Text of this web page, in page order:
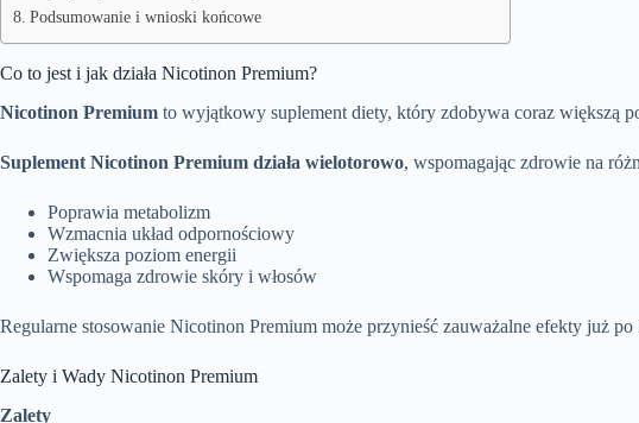
Podsumowanie i wnioski końcowe
Co to jest i jak działa Nicotinon Premium?
Nicotinon Premium to wyjątkowy suplement diety, który zdobywa coraz większą
Suplement Nicotinon Premium działa wielotorowo, wspomagając zdrowie na
Poprawia metabolizm
Wzmacnia układ odpornościowy
Zwiększa poziom energii
Wspomaga zdrowie skóry i włosów
Regularne stosowanie Nicotinon Premium może przynieść zauważalne efekty już
Zalety i Wady Nicotinon Premium
Zalety